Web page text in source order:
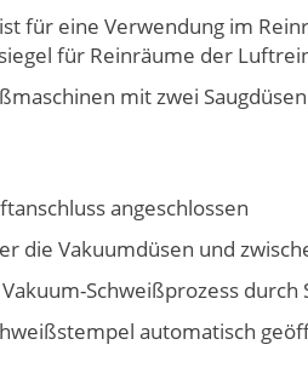
für eine Verwendung im
für Reinräume der
mit zwei
angeschlossen
die Vakuumdüsen und
Schweißprozess
automatisch